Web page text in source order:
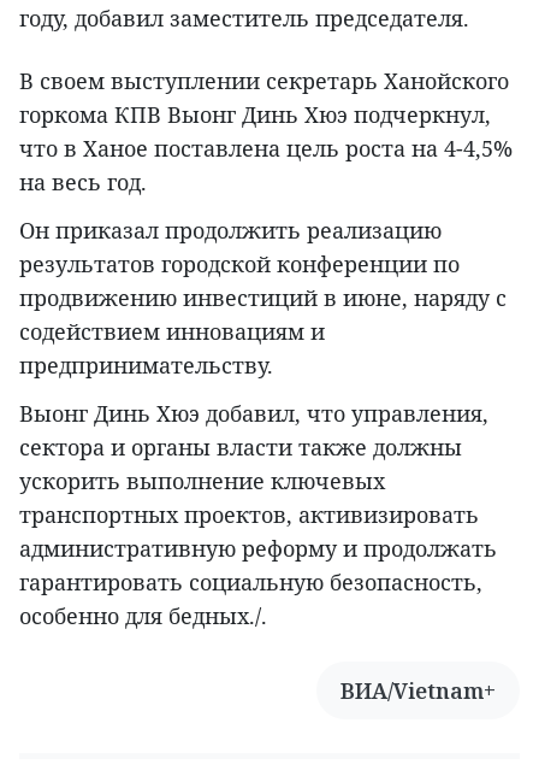
году, добавил заместитель председателя.
В своем выступлении секретарь Ханойского
горкома КПВ Выонг Динь Хюэ подчеркнул,
что в Ханое поставлена цель роста на 4-4,5%
на весь год.
Он приказал продолжить реализацию
результатов городской конференции по
продвижению инвестиций в июне, наряду с
содействием инновациям и
предпринимательству.
Выонг Динь Хюэ добавил, что управления,
сектора и органы власти также должны
ускорить выполнение ключевых
транспортных проектов, активизировать
административную реформу и продолжать
гарантировать социальную безопасность,
особенно для бедных./.
ВИА/Vietnam+